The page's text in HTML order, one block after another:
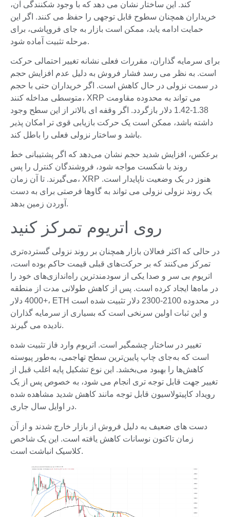
کند. این ساختار نشان می دهد که با وجود شکنندگی آن،
خریداران همچنان سطوح قابل توجهی را حفظ می کنند. اگر این
حمایت ادامه یابد، ممکن است بازار به جای فروپاشی، برای
مرحله تثبیت آماده شود.
برای سرمایه گذاران، مقررات فعلی نشانه تغییر احتمالی حرکت
است. به نظر می رسد فشار فروش به دلیل عدم افزایش حجم
در سمت نزولی در حال کاهش است. اگر خریداران حتی با حجم
متوسطی مداخله کنند، XRP می تواند به محدوده مقاومت
1.38-1.42 دلار بازگردد. اگر وقفه ای بالاتر از این سطح وجود
داشته باشد، ممکن است یک حرکت بازیابی قوی تر امکان پذیر
باشد و ساختار نزولی فعلی را باطل کند.
برعکس، افزایش شدید حجم نشان می‌دهد که اگر پشتیبانی خط
روند با شکست مواجه شود، فروشندگان کنترل را پس
می‌گیرند. تا آن زمان، XRP هنوز در یک وضعیت ناپایدار است.
یک روند نزولی نزولی می تواند به گاوها فرصتی برای به دست
آوردن زمین بدهد.
روی اتریوم تمرکز کنید
در حالی که اکثر فعالان بازار همچنان بر روند نزولی گسترده‌تری
تمرکز می‌کنند که بر حرکت‌های قبلی قیمت حاکم بوده است،
اتریوم بی سر و صدا یکی از سودمندترین راه‌اندازی‌های خود را
در ماه‌ها ایجاد کرده است. پس از کاهش طولانی مدت از منطقه
+4000 دلار، ETH در محدوده 2100-2300 دلار تثبیت شده است
و این ثبات اولین سرنخی است که بسیاری از سرمایه گذاران
نادیده می گیرند.
تغییر در ساختار چشمگیر است. اتریوم وارد فاز تثبیت شده
است که به‌جای چاپ پایین‌ترین سطح تهاجمی، به‌طور پیوسته
کاهش‌ها را بهبود می‌بخشد. این نوع تشکیل پایه اغلب قبل از
تغییر جهت قابل توجه تری انجام می شود، به خصوص پس از یک
رویداد کاپیتولاسیون قابل توجه مانند کاهش شدید مشاهده شده
در اوایل سال جاری.
دست های ضعیف به دلیل فروش از بازار خارج شدند و از آن
زمان تاکنون نوسانات کاهش یافته است. این یک شاخص
کلاسیک انباشت است.